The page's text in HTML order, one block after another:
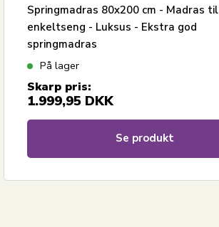
Springmadras 80x200 cm - Madras til
enkeltseng - Luksus - Ekstra god
springmadras
På lager
Skarp pris:
1.999,95 DKK
Se produkt